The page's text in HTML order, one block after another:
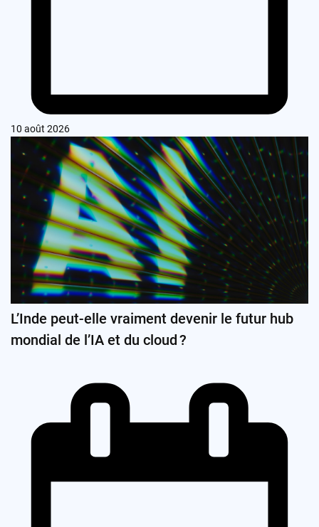
10 août 2026
L’Inde peut-elle vraiment devenir le futur hub
mondial de l’IA et du cloud ?